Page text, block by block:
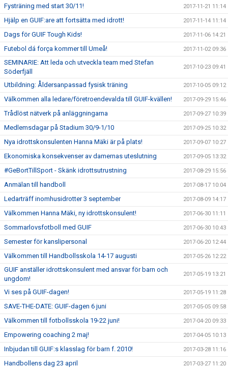
Fysträning med start 30/11! 2017-11-21 11:14
Hjälp en GUIF:are att fortsätta med idrott! 2017-11-14 11:14
Dags för GUIF Tough Kids! 2017-11-06 14:21
Futebol dá força kommer till Umeå! 2017-11-02 09:36
SEMINARIE: Att leda och utveckla team med Stefan
Söderfjäll
2017-10-23 09:41
Utbildning: Åldersanpassad fysisk träning 2017-10-05 09:12
Välkommen alla ledare/företroendevalda till GUIF-kvällen! 2017-09-29 15:46
Trådlöst nätverk på anläggningarna 2017-09-27 10:39
Medlemsdagar på Stadium 30/9-1/10 2017-09-25 10:32
Nya idrottskonsulenten Hanna Mäki är på plats! 2017-09-07 10:27
Ekonomiska konsekvenser av damernas uteslutning 2017-09-05 13:32
#GeBortTillSport - Skänk idrottsutrustning 2017-08-29 15:56
Anmälan till handboll 2017-08-17 10:04
Ledarträff inomhusidrotter 3 september 2017-08-09 14:17
Välkommen Hanna Mäki, ny idrottskonsulent! 2017-06-30 11:11
Sommarlovsfotboll med GUIF 2017-06-30 10:43
Semester för kanslipersonal 2017-06-20 12:44
Välkommen till Handbollsskola 14-17 augusti 2017-05-26 12:22
GUIF anställer idrottskonsulent med ansvar för barn och
ungdom!
2017-05-19 13:21
Vi ses på GUIF-dagen! 2017-05-19 11:28
SAVE-THE-DATE: GUIF-dagen 6 juni 2017-05-05 09:58
Välkommen till fotbollsskola 19-22 juni! 2017-04-20 09:33
Empowering coaching 2 maj! 2017-04-05 10:13
Inbjudan till GUIF:s klasslag för barn f. 2010! 2017-03-28 11:16
Handbollens dag 23 april 2017-03-27 11:20